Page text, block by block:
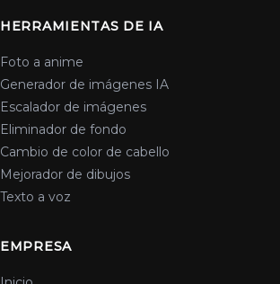
HERRAMIENTAS DE IA
Foto a anime
Generador de imágenes IA
Escalador de imágenes
Eliminador de fondo
Cambio de color de cabello
Mejorador de dibujos
Texto a voz
EMPRESA